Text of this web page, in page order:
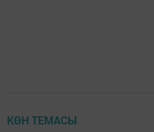
КӨН ТЕМАСЫ